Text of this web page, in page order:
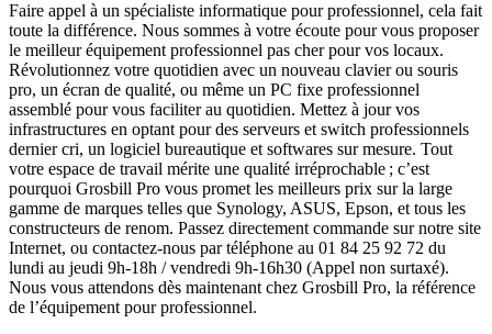
Faire appel à un spécialiste informatique pour professionnel, cela fait
toute la différence. Nous sommes à votre écoute pour vous proposer
le meilleur équipement professionnel pas cher pour vos locaux.
Révolutionnez votre quotidien avec un nouveau clavier ou souris
pro, un écran de qualité, ou même un PC fixe professionnel
assemblé pour vous faciliter au quotidien. Mettez à jour vos
infrastructures en optant pour des serveurs et switch professionnels
dernier cri, un logiciel bureautique et softwares sur mesure. Tout
votre espace de travail mérite une qualité irréprochable ; c’est
pourquoi Grosbill Pro vous promet les meilleurs prix sur la large
gamme de marques telles que Synology, ASUS, Epson, et tous les
constructeurs de renom. Passez directement commande sur notre site
Internet, ou contactez-nous par téléphone au 01 84 25 92 72 du
lundi au jeudi 9h-18h / vendredi 9h-16h30 (Appel non surtaxé).
Nous vous attendons dès maintenant chez Grosbill Pro, la référence
de l’équipement pour professionnel.